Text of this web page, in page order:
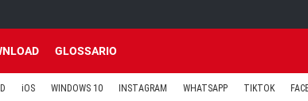
GLOSSARIO
iOS WINDOWS 10 INSTAGRAM WHATSAPP TIKTOK